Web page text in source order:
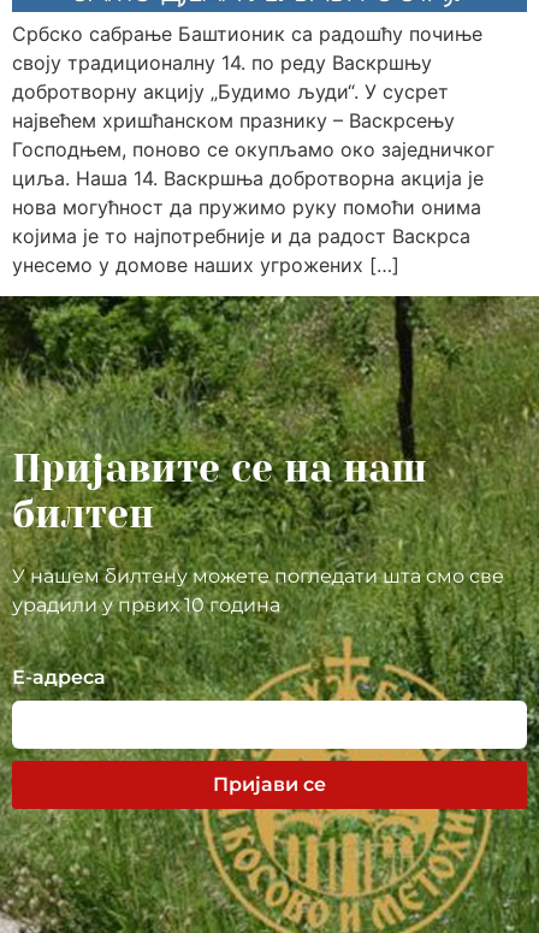
Србско сабрање Баштионик са радошћу почиње
своју традиционалну 14. по реду Васкршњу
добротворну акцију „Будимо људи“. У сусрет
највећем хришћанском празнику – Васкрсењу
Господњем, поново се окупљамо око заједничког
циља. Наша 14. Васкршња добротворна акција је
нова могућност да пружимо руку помоћи онима
којима је то најпотребније и да радост Васкрса
унесемо у домове наших угрожених […]
Пријавите се на наш
билтен
У нашем билтену можете погледати шта смо све
урадили у првих 10 година
Е-адреса
Пријави се